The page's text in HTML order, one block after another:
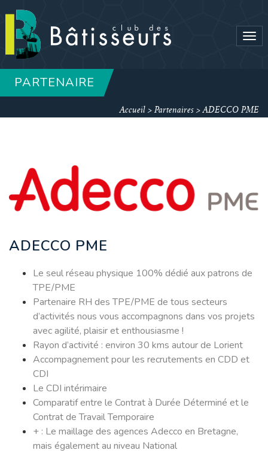
PARTENAIRE
Accueil > Partenaires >ADECCO PME
ADECCO PME
Le seul réseau physique 100% dédié aux patrons de
TPE/PME
Partenaire RH des TPE/PME de tous secteurs
d’activités nous vous accompagnons dans vos projets
avec agilité, plaisir et enthousiasme !
Rayon d’activité : environ 30 kms autour de Lorient
Accompagnement pour les recrutements en CDD et
CDI
Le CDI intérimaire
Comparatif entre le Contrat à Durée Déterminé et le
Contrat de Travail Temporaire
+ : Le maillage des agences Adecco en Bretagne,
mais également au niveau National